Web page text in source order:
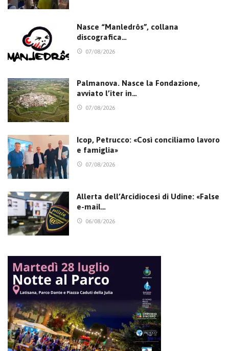
Nasce “Manledrôs”, collana
discografica…
07/08/2026
Palmanova. Nasce la Fondazione,
avviato l’iter in…
07/08/2026
Icop, Petrucco: «Così conciliamo lavoro
e famiglia»
07/08/2026
Allerta dell’Arcidiocesi di Udine: «False
e-mail…
06/08/2026